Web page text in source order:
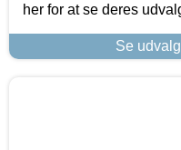
her for at se deres
Se